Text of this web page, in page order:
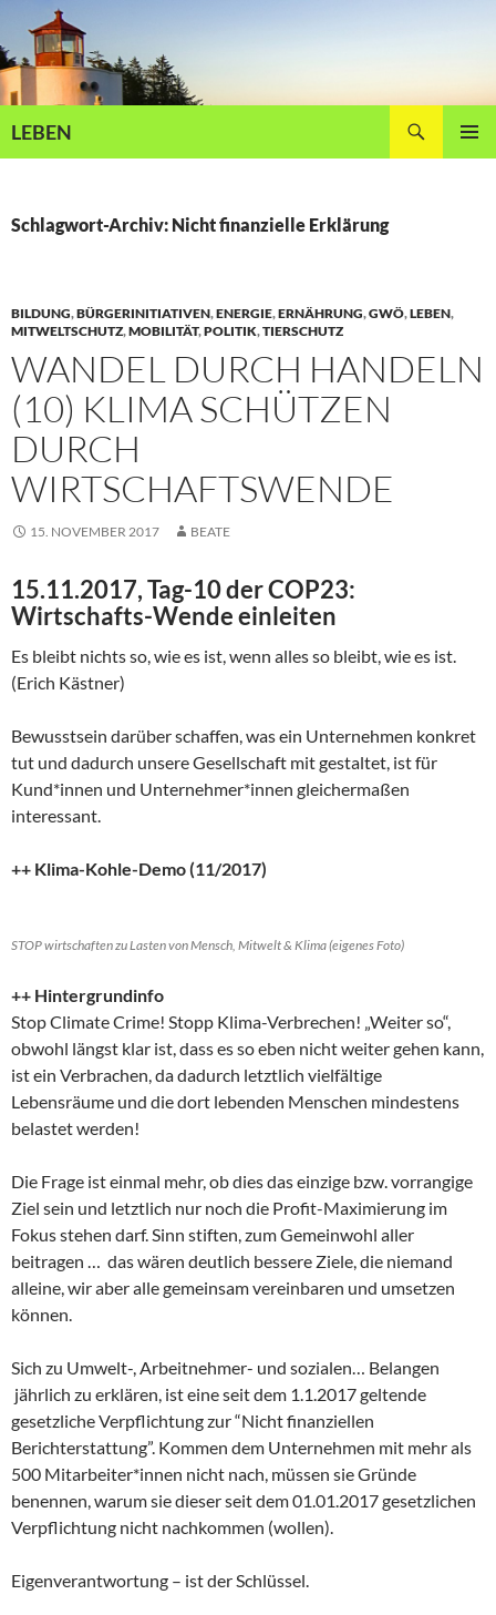
Inhalt
springen
LEBEN
Schlagwort-Archiv: Nicht finanzielle Erklärung
BILDUNG,BÜRGERINITIATIVEN,ENERGIE,ERNÄHRUNG,GWÖ,LEBEN,
MITWELTSCHUTZ,MOBILITÄT,POLITIK,TIERSCHUTZ
WANDEL DURCH HANDELN
(10) KLIMA SCHÜTZEN
DURCH
WIRTSCHAFTSWENDE
15. NOVEMBER 2017 BEATE
15.11.2017, Tag-10 der COP23:
Wirtschafts-Wende einleiten
Es bleibt nichts so, wie es ist, wenn alles so bleibt, wie es ist.
(Erich Kästner)
Bewusstsein darüber schaffen, was ein Unternehmen konkret
tut und dadurch unsere Gesellschaft mit gestaltet, ist für
Kund*innen und Unternehmer*innen gleichermaßen
interessant.
++ Klima-Kohle-Demo (11/2017)
STOP wirtschaften zu Lasten von Mensch, Mitwelt & Klima (eigenes Foto)
++ Hintergrundinfo
Stop Climate Crime! Stopp Klima-Verbrechen! „Weiter so“,
obwohl längst klar ist, dass es so eben nicht weiter gehen kann,
ist ein Verbrachen, da dadurch letztlich vielfältige
Lebensräume und die dort lebenden Menschen mindestens
belastet werden!
Die Frage ist einmal mehr, ob dies das einzige bzw. vorrangige
Ziel sein und letztlich nur noch die Profit-Maximierung im
Fokus stehen darf. Sinn stiften, zum Gemeinwohl aller
beitragen … das wären deutlich bessere Ziele, die niemand
alleine, wir aber alle gemeinsam vereinbaren und umsetzen
können.
Sich zu Umwelt-, Arbeitnehmer- und sozialen… Belangen
jährlich zu erklären, ist eine seit dem 1.1.2017 geltende
gesetzliche Verpflichtung zur “Nicht finanziellen
Berichterstattung”. Kommen dem Unternehmen mit mehr als
500 Mitarbeiter*innen nicht nach, müssen sie Gründe
benennen, warum sie dieser seit dem 01.01.2017 gesetzlichen
Verpflichtung nicht nachkommen (wollen).
Eigenverantwortung – ist der Schlüssel.